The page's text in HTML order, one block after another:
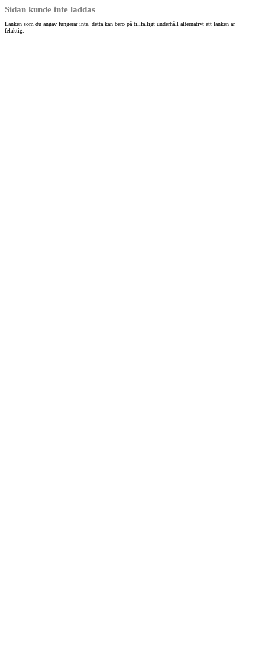
Sidan kunde inte laddas
Länken som du angav fungerar inte, detta kan bero på tillfälligt underhåll alternativt att länken är
felaktig.